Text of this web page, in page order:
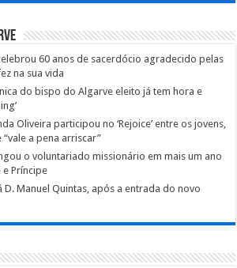
60 anos de sacerdócio agradecido pelas
na sua vida
do bispo do Algarve eleito já tem hora e
Oliveira participou no ‘Rejoice’ entre os jovens,
a pena arriscar”
o voluntariado missionário em mais um ano
e Príncipe
D. Manuel Quintas, após a entrada do novo